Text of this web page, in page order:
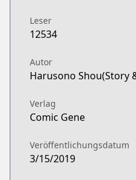
Official English
https://
Leser
12534
Autor
Harusono Shou(Story
Verlag
Comic Gene
Veröffentlichungsdatum
3/15/2019